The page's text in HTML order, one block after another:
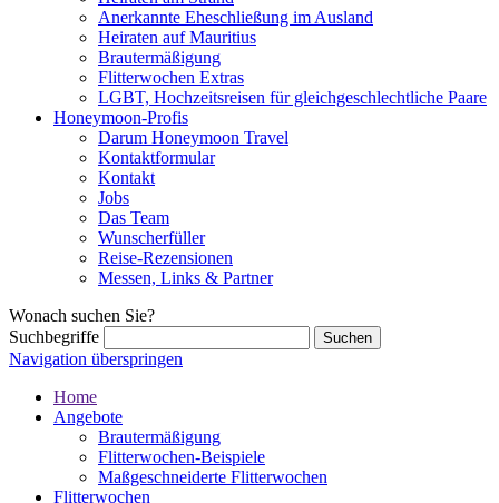
Anerkannte Eheschließung im Ausland
Heiraten auf Mauritius
Brautermäßigung
Flitterwochen Extras
LGBT, Hochzeitsreisen für gleichgeschlechtliche Paare
Honeymoon-Profis
Darum Honeymoon Travel
Kontaktformular
Kontakt
Jobs
Das Team
Wunscherfüller
Reise-Rezensionen
Messen, Links & Partner
Wonach suchen Sie?
Suchbegriffe
Navigation überspringen
Home
Angebote
Brautermäßigung
Flitterwochen-Beispiele
Maßgeschneiderte Flitterwochen
Flitterwochen